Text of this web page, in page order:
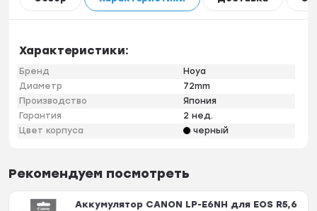
Характеристики:
Бренд
Hoya
Диаметр
72mm
Производство
Япония
Гарантия
2 нед.
Цвет корпуса
черный
Рекомендуем посмотреть
Аккумулятор CANON LP-E6NH для EOS R5,6